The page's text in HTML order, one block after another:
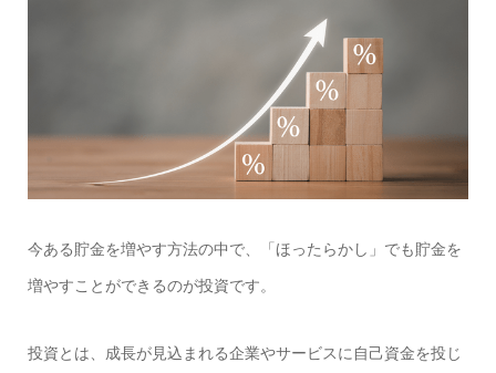
今ある貯金を増やす方法の中で、「ほったらかし」でも貯金を
増やすことができるのが投資です。
投資とは、成長が見込まれる企業やサービスに自己資金を投じ